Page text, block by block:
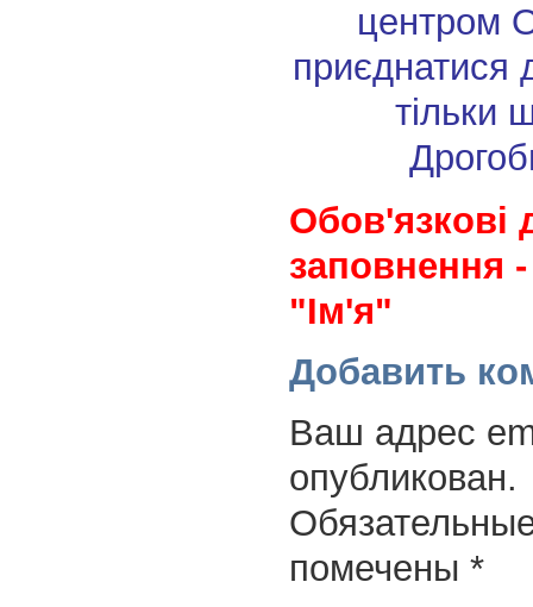
центром
приєднатися
тільки
Обов'язкові
заповнення
"Ім'я"
Добавить
Ваш адрес
опубликован.
помечены *